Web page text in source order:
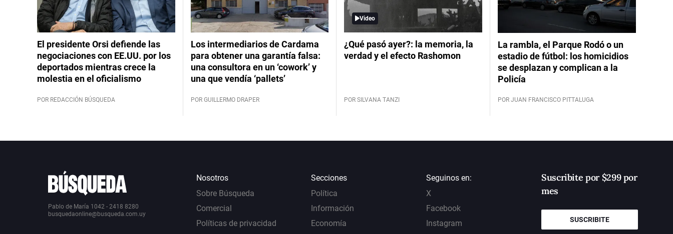
El presidente Orsi defiende las
negociaciones con EE.UU. por los
deportados mientras crece la
molestia en el oficialismo
POR REDACCIÓN BÚSQUEDA
Los intermediarios de Cardama
para obtener una garantía falsa:
una consultora en un ‘cowork’ y
una que vendía ‘pallets’
POR GUILLERMO DRAPER
Video
¿Qué pasó ayer?: la memoria, la
verdad y el efecto Rashomon
POR SILVANA TANZI
La rambla, el Parque Rodó o un
estadio de fútbol: los homicidios
se desplazan y complican a la
Policía
POR JUAN FRANCISCO PITTALUGA
Pablo de María 1042 - 2418 8280
busquedaonline@busqueda.com.uy
Nosotros
Sobre Búsqueda
Comercial
Políticas de privacidad
Secciones
Política
Información
Economía
Seguinos en:
X
Facebook
Instagram
Suscribite por $299 por
mes
SUSCRIBITE